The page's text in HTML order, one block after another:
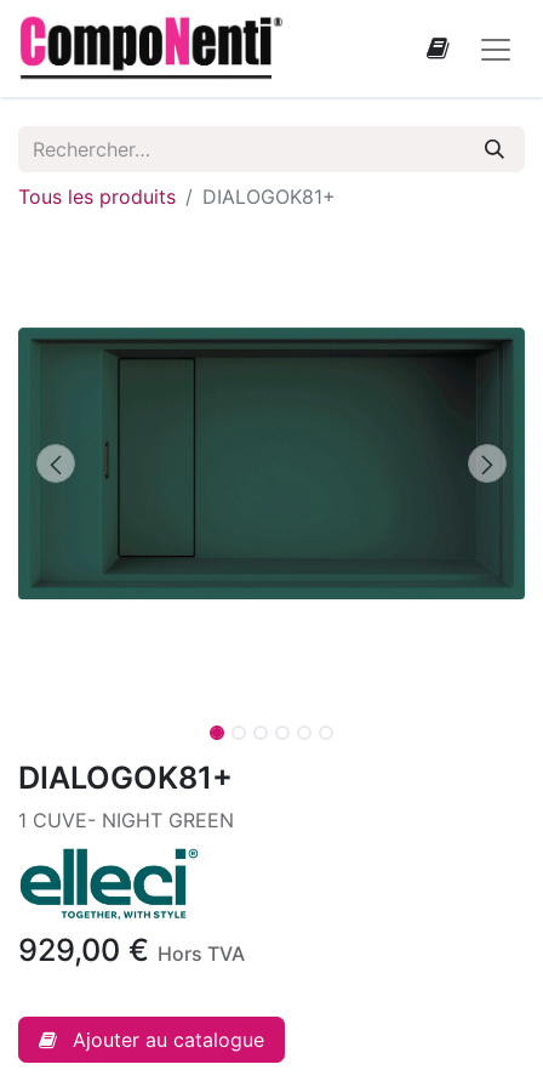
Tous les produits DIALOGOK81+
DIALOGOK81+
1 CUVE- NIGHT GREEN
929,00 € Hors TVA
Ajouter au catalogue